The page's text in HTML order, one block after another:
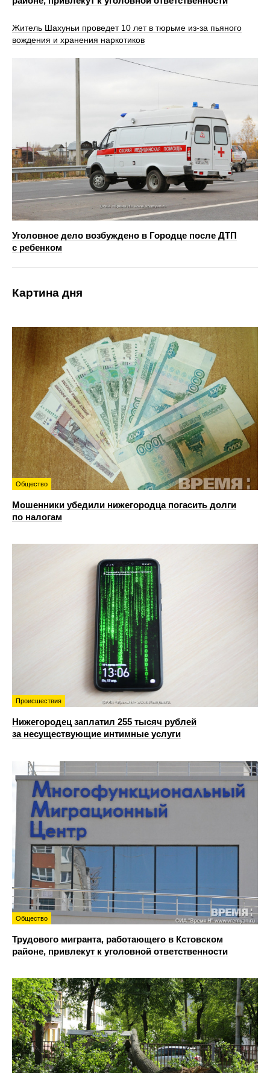
Житель Шахуньи проведет 10 лет в тюрьме из-за пьяного
вождения и хранения наркотиков
Уголовное дело возбуждено в Городце после ДТП
с ребенком
Картина дня
Общество
Мошенники убедили нижегородца погасить долги
по налогам
Происшествия
Нижегородец заплатил 255 тысяч рублей
за несуществующие интимные услуги
Общество
Трудового мигранта, работающего в Кстовском
районе, привлекут к уголовной ответственности